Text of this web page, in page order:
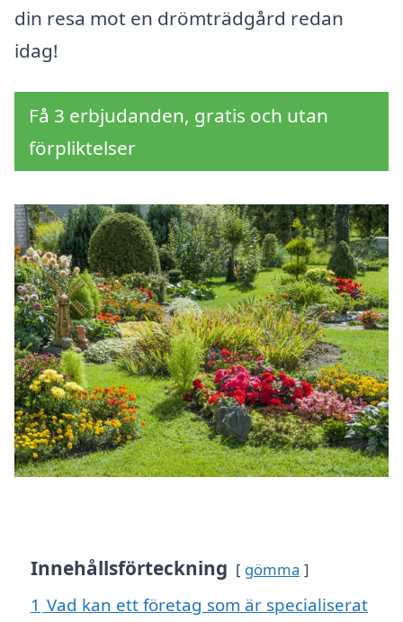
din resa mot en drömträdgård redan
idag!
Få 3 erbjudanden, gratis och utan
förpliktelser
Innehållsförteckning gömma
1 Vad kan ett företag som är specialiserat